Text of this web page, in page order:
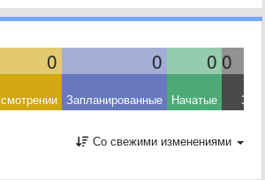
0 0 0 0
Запланированные Начатые
Со свежими изменениями